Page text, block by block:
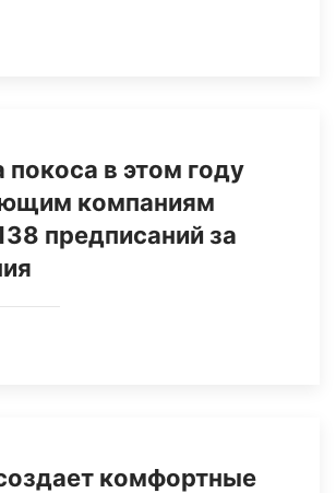
покоса в этом году
компаниям
предписаний за
комфортные